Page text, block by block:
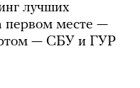
лучших
первом месте —
— СБУ и ГУР